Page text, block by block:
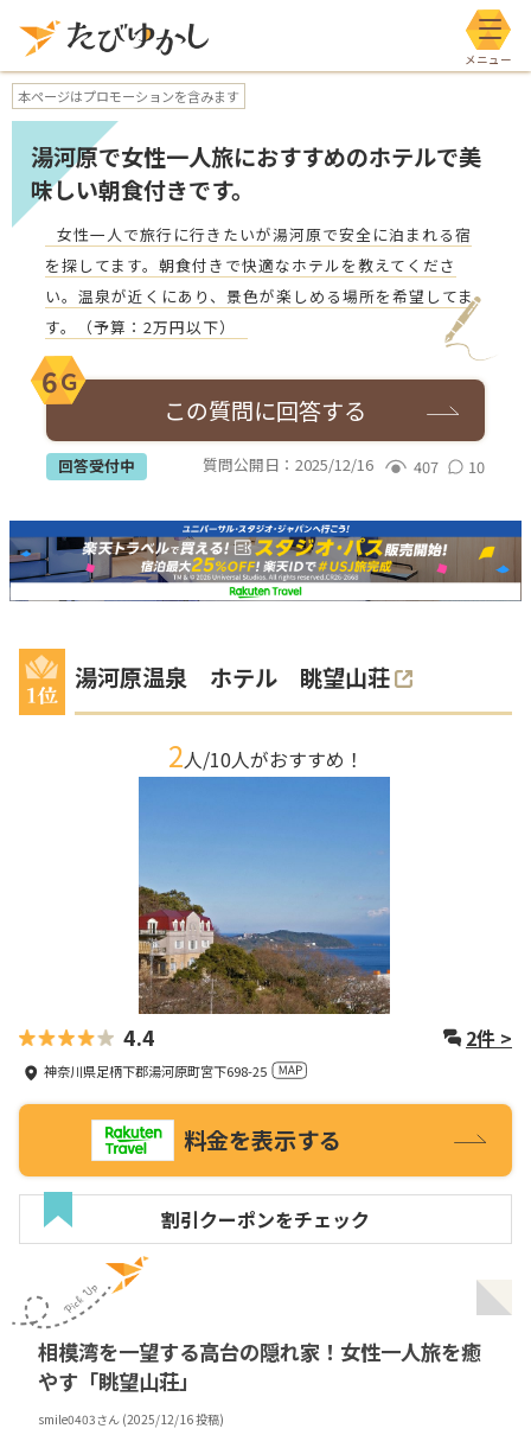
メニ
本ページはプロモーションを含みます
湯河原で女性一人旅におすすめのホテルで美
味しい朝食付きです。
女性一人で旅行に行きたいが湯河原で安全に泊まれる宿
を探してます。朝食付きで快適なホテルを教えてくださ
い。温泉が近くにあり、景色が楽しめる場所を希望してま
す。（予算：2万円以下）
6Ｇ
この質問に回答する
回答受付中 質問公開日：2025/12/16 407 10
湯河原温泉 ホテル 眺望山荘
2人/10人がおすすめ！
4.4 2件 >
神奈川県足柄下郡湯河原町宮下698-25
料金を表示する
割引クーポンをチェック
相模湾を一望する高台の隠れ家！女性一人旅を癒
やす「眺望山荘」
smile0403さん (2025/12/16投稿)